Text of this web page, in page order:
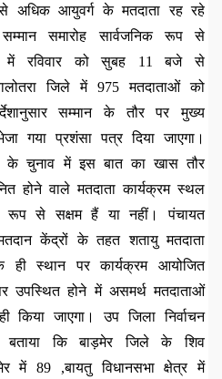
अधिक आयुवर्ग के मतदाता रह रहे
समारोह सार्वजनिक रूप से
में रविवार को सुबह 11 बजे से
जिले में 975 मतदाताओं को
सम्मान के तौर पर मुख्य
गया प्रशंसा पत्र दिया जाएगा।
के चुनाव में इस बात का खास तौर
होने वाले मतदाता कार्यक्रम स्थल
रूप से सक्षम हैं या नहीं। पंचायत
केंद्रों के तहत शतायु मतदाता
ही स्थान पर कार्यक्रम आयोजित
उपस्थित होने में असमर्थ मतदाताओं
जाएगा। उप जिला निर्वाचन
बताया कि बाड़मेर जिले के शिव
में 89 ,बायतु विधानसभा क्षेत्र में